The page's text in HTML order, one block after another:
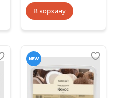
В корзину
NEW